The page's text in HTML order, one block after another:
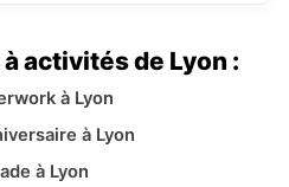
activités de Lyon :
à Lyon
à Lyon
à Lyon